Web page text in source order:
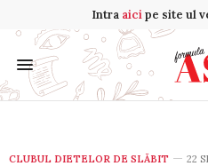
Intra aicipe site ul
CLUBUL DIETELOR DE SLĂBIT 22